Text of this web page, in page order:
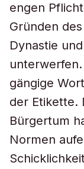
engen
Gründen
Dynastie
unterwerfen.
gängige
der Etikette.
Bürgertum
Normen